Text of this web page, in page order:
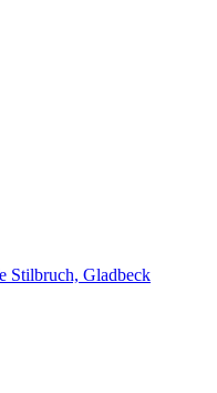
Stilbruch, Gladbeck